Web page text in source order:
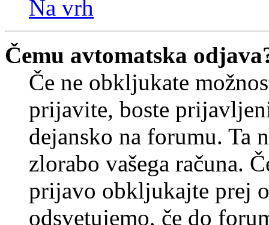
Na vrh
Čemu avtomatska
Če ne obkljukate
prijavite, boste
dejansko na forumu. Ta
zlorabo vašega računa.
prijavo obkljukajte prej
odsvetujemo, če do